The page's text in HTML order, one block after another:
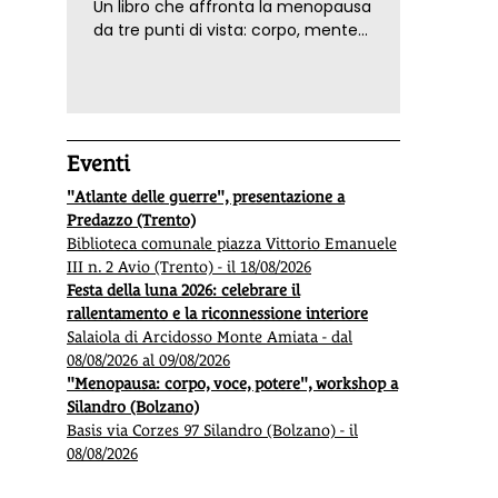
Un libro che affronta la menopausa
da tre punti di vista: corpo, mente
Eventi
"Atlante delle guerre", presentazione a
Predazzo (Trento)
Biblioteca comunale piazza Vittorio Emanuele
III n. 2 Avio (Trento) - il 18/08/2026
Festa della luna 2026: celebrare il
rallentamento e la riconnessione interiore
Salaiola di Arcidosso Monte Amiata - dal
08/08/2026 al 09/08/2026
"Menopausa: corpo, voce, potere", workshop a
Silandro (Bolzano)
Basis via Corzes 97 Silandro (Bolzano) - il
08/08/2026